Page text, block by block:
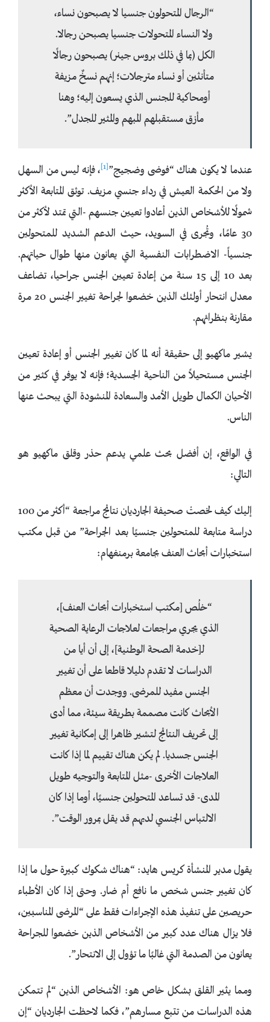
“الرجال المتحولون جنسيا لا يصبحون نساء،
ولا النساء المتحولات جنسيا يصبحن رجالا.
الكل (بما في ذلك بروس جينر) يصبحون رجالًا
متأنثين أو نساء مترجلات؛ إنهم نسخٌ مزيفة
أومحاكية للجنس الذي يسعون إليه؛ وهنا
مأزق مستقبلهم المبهم والمثير للجدل”.
عندما لا يكون هناك “فوضى وضجيج”[1] ، فإنه ليس من السهل
ولا من الحكمة العيش في رداء جنسي مزيف. توثق المتابعة الأكثر
شمولًا للأشخاص الذين أعادوا تعيين جنسهم -التي تمتد لأكثر من
30 عامًا، وتُجرى في السويد، حيث الدعم الشديد للمتحولين
جنسياً- الاضطرابات النفسية التي يعانون منها طوال حياتهم.
بعد 10 إلى 15 سنة من إعادة تعيين الجنس جراحيا، تضاعف
معدل انتحار أولئك الذين خضعوا لجراحة تغيير الجنس 20 مرة
مقارنة بنظرائهم.
يشير ماكهيو إلى حقيقة أنه لما كان تغيير الجنس أو إعادة تعيين
الجنس مستحيلاً من الناحية الجسدية؛ فإنه لا يوفر في كثير من
الأحيان الكمال طويل الأمد والسعادة المنشودة التي يبحث عنها
الناس.
في الواقع، إن أفضل بحث علمي يدعم حذر وقلق ماكهيو هو
التالي:
إليك كيف لخصتْ صحيفة الجارديان نتائج مراجعة “أكثر من 100
دراسة متابعة للمتحولين جنسيًا بعد الجراحة” من قبل مكتب
استخبارات أبحاث العنف بجامعة برمنغهام:
“خلُص [مكتب استخبارات أبحاث العنف]،
الذي يجري مراجعات لعلاجات الرعاية الصحية
لـ[خدمة الصحة الوطنية]، إلى أن أيا من
الدراسات لا تقدم دليلا قاطعا على أن تغيير
الجنس مفيد للمرضى. ووجدت أن معظم
الأبحاث كانت مصممة بطريقة سيئة، مما أدى
إلى تحريف النتائج لتشير ظاهرا إلى إمكانية تغيير
الجنس جسديا. لم يكن هناك تقييم لما إذا كانت
العلاجات الأخرى -مثل المتابعة والتوجيه طويل
المدى- قد تساعد المتحولين جنسيًا، أوما إذا كان
الالتباس الجنسي لديهم قد يقل بمرور الوقت”.
يقول مدير المنشأة كريس هايد: “هناك شكوك كبيرة حول ما إذا
كان تغيير جنس شخص ما نافع أم ضار. وحتى إذا كان الأطباء
حريصين على تنفيذ هذه الإجراءات فقط على “المرضى المناسبين،
فلا يزال هناك عدد كبير من الأشخاص الذين خضعوا للجراحة
يعانون من الصدمة التي غالبًا ما تؤول إلى الانتحار”.
ومما يثير القلق بشكل خاص هو: الأشخاص الذين “لم تتمكن
هذه الدراسات من تتبع مسارهم”، فكما لاحظت الجارديان “إن